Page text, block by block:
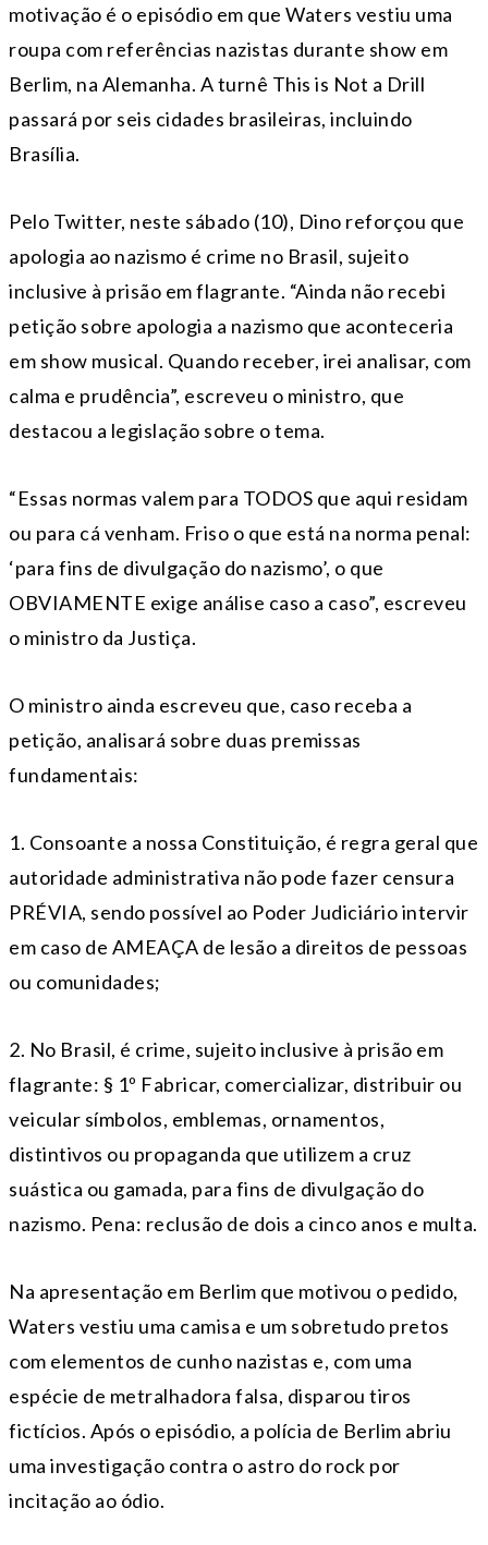
motivação é o episódio em que Waters vestiu uma
roupa com referências nazistas durante show em
Berlim, na Alemanha. A turnê This is Not a Drill
passará por seis cidades brasileiras, incluindo
Brasília.
Pelo Twitter, neste sábado (10), Dino reforçou que
apologia ao nazismo é crime no Brasil, sujeito
inclusive à prisão em flagrante. “Ainda não recebi
petição sobre apologia a nazismo que aconteceria
em show musical. Quando receber, irei analisar, com
calma e prudência”, escreveu o ministro, que
destacou a legislação sobre o tema.
“Essas normas valem para TODOS que aqui residam
ou para cá venham. Friso o que está na norma penal:
‘para fins de divulgação do nazismo’, o que
OBVIAMENTE exige análise caso a caso”, escreveu
o ministro da Justiça.
O ministro ainda escreveu que, caso receba a
petição, analisará sobre duas premissas
fundamentais:
1. Consoante a nossa Constituição, é regra geral que
autoridade administrativa não pode fazer censura
PRÉVIA, sendo possível ao Poder Judiciário intervir
em caso de AMEAÇA de lesão a direitos de pessoas
ou comunidades;
2. No Brasil, é crime, sujeito inclusive à prisão em
flagrante: § 1º Fabricar, comercializar, distribuir ou
veicular símbolos, emblemas, ornamentos,
distintivos ou propaganda que utilizem a cruz
suástica ou gamada, para fins de divulgação do
nazismo. Pena: reclusão de dois a cinco anos e multa.
Na apresentação em Berlim que motivou o pedido,
Waters vestiu uma camisa e um sobretudo pretos
com elementos de cunho nazistas e, com uma
espécie de metralhadora falsa, disparou tiros
fictícios. Após o episódio, a polícia de Berlim abriu
uma investigação contra o astro do rock por
incitação ao ódio.